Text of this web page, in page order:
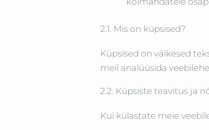
2.1. Mis on küpsised?
Küpsised on väikesed
meil analüüsida
2.2. Küpsiste teavitus ja
Kui külastate meie